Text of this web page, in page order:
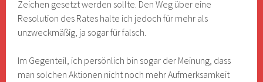
Zeichen gesetzt werden sollte. Den Weg über eine
Resolution des Rates halte ich jedoch für mehr als
unzweckmäßig, ja sogar für falsch.
Im Gegenteil, ich persönlich bin sogar der Meinung, dass
man solchen Aktionen nicht noch mehr Aufmerksamkeit